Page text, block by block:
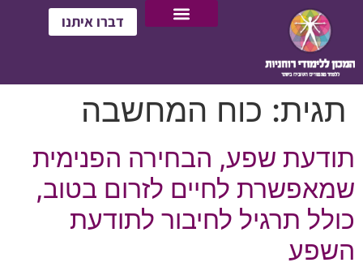
דברו איתנו
תגית: כוח המחשבה
תודעת שפע, הבחירה הפנימית
שמאפשרת לחיים לזרום בטוב,
כולל תרגיל לחיבור לתודעת
השפע